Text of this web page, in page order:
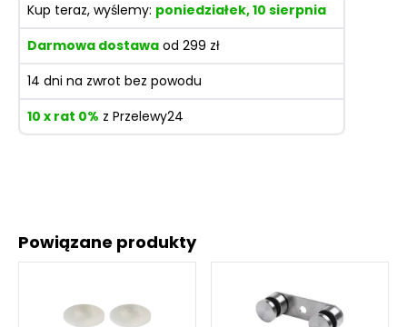
Powiązane produkty
Kup teraz, wyślemy: poniedziałek, 10 sierpnia
Darmowa dostawa od 299 zł
14 dni na zwrot bez powodu
10 x rat 0% z Przelewy24